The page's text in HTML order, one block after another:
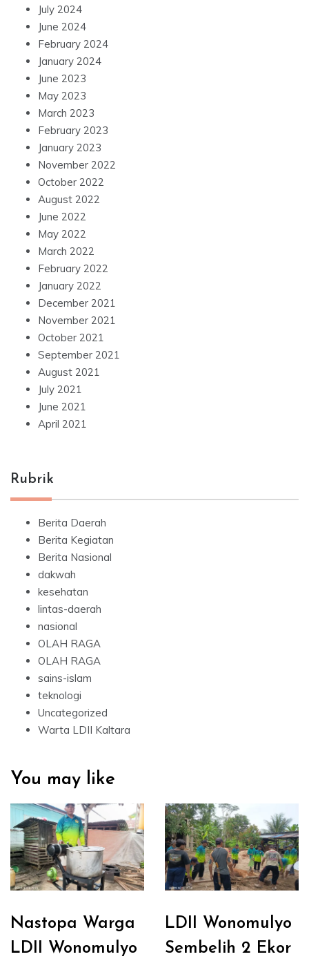
July 2024
June 2024
February 2024
January 2024
June 2023
May 2023
March 2023
February 2023
January 2023
November 2022
October 2022
August 2022
June 2022
May 2022
March 2022
February 2022
January 2022
December 2021
November 2021
October 2021
September 2021
August 2021
July 2021
June 2021
April 2021
Rubrik
Berita Daerah
Berita Kegiatan
Berita Nasional
dakwah
kesehatan
lintas-daerah
nasional
OLAH RAGA
OLAH RAGA
sains-islam
teknologi
Uncategorized
Warta LDII Kaltara
You may like
Nastopa Warga
LDII Wonomulyo
LDII Wonomulyo
Sembelih 2 Ekor